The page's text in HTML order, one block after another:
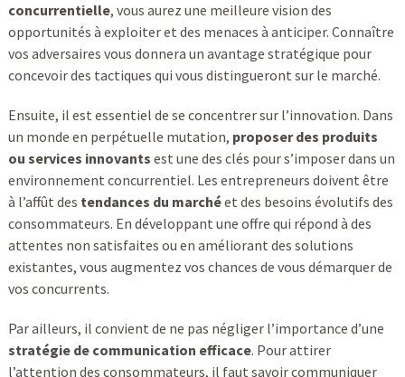
concurrentielle, vous aurez une meilleure vision des
opportunités à exploiter et des menaces à anticiper. Connaître
vos adversaires vous donnera un avantage stratégique pour
concevoir des tactiques qui vous distingueront sur le marché.
Ensuite, il est essentiel de se concentrer sur l’innovation. Dans
un monde en perpétuelle mutation, proposer des produits
ou services innovants est une des clés pour s’imposer dans un
environnement concurrentiel. Les entrepreneurs doivent être
à l’affût des tendances du marchéet des besoins évolutifs des
consommateurs. En développant une offre qui répond à des
attentes non satisfaites ou en améliorant des solutions
existantes, vous augmentez vos chances de vous démarquer de
vos concurrents.
Par ailleurs, il convient de ne pas négliger l’importance d’une
stratégie de communication efficace. Pour attirer
l’attention des consommateurs, il faut savoir communiquer